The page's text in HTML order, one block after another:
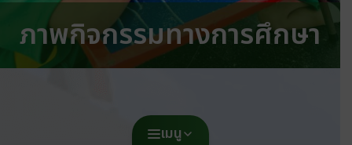
ภาพกิจกรรมทางการศึกษา
เมนู